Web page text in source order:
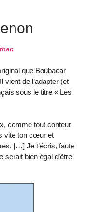
que Boubacar
vient de l’adapter (et
sous le titre « Les
comme tout conteur
vite ton cœur et
[…] Je t’écris, faute
serait bien égal d’être